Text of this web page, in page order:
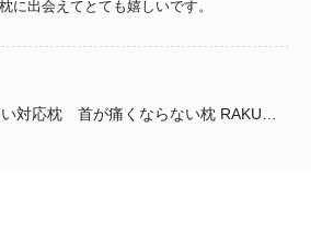
に出会えてとても嬉しいです。